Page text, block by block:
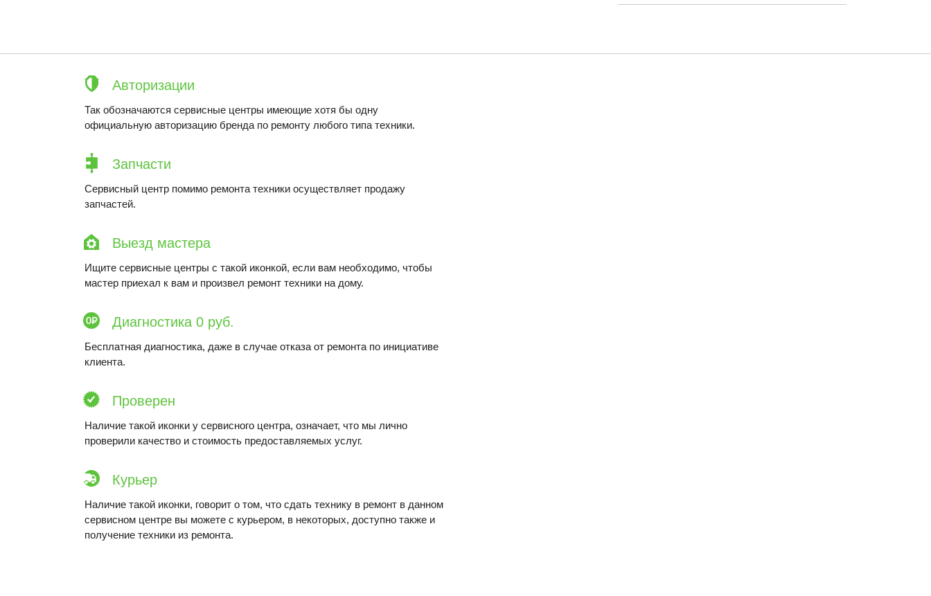
Авторизации
Так обозначаются сервисные центры имеющие хотя бы одну
официальную авторизацию бренда по ремонту любого типа техники.
Запчасти
Сервисный центр помимо ремонта техники осуществляет продажу
запчастей.
Выезд мастера
Ищите сервисные центры с такой иконкой, если вам необходимо, чтобы
мастер приехал к вам и произвел ремонт техники на дому.
Диагностика 0 руб.
Бесплатная диагностика, даже в случае отказа от ремонта по инициативе
клиента.
Проверен
Наличие такой иконки у сервисного центра, означает, что мы лично
проверили качество и стоимость предоставляемых услуг.
Курьер
Наличие такой иконки, говорит о том, что сдать технику в ремонт в данном
сервисном центре вы можете с курьером, в некоторых, доступно также и
получение техники из ремонта.